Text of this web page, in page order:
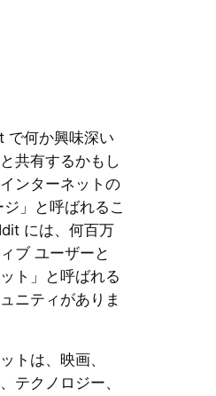
で何か興味深い
共有するかもし
ンターネットの
」と呼ばれるこ
には、何百万
ブ ユーザーと
ト」と呼ばれる
ニティがありま
トは、映画、
テクノロジー、